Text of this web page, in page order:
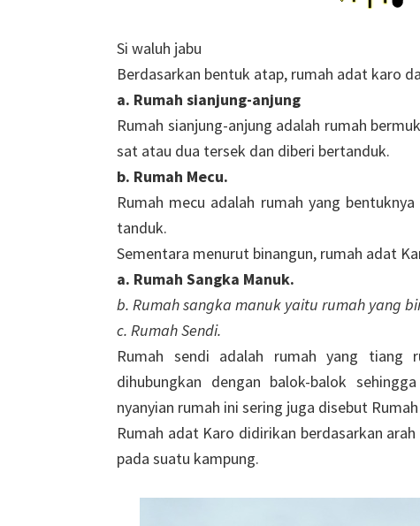
Si waluh jabu
Berdasarkan bentuk atap, rumah adat karo
a. Rumah sianjung-anjung
Rumah sianjung-anjung adalah rumah
sat atau dua tersek dan diberi bertanduk.
b. Rumah Mecu.
Rumah mecu adalah rumah yang
tanduk.
Sementara menurut binangun, rumah adat
a. Rumah Sangka Manuk.
b. Rumah sangka manuk yaitu rumah yang
c. Rumah Sendi.
Rumah sendi adalah rumah yang tiang
dihubungkan dengan balok-balok
nyanyian rumah ini sering juga disebut
Rumah adat Karo didirikan berdasarkan
pada suatu kampung.